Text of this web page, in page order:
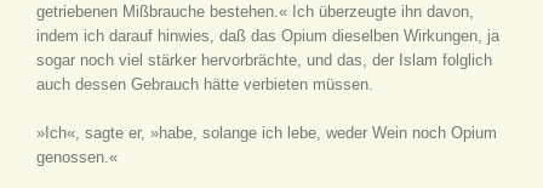
getriebenen Mißbrauche bestehen.« Ich überzeugte ihn davon,
indem ich darauf hinwies, daß das Opium dieselben Wirkungen, ja
sogar noch viel stärker hervorbrächte, und das, der Islam folglich
auch dessen Gebrauch hätte verbieten müssen.
»Ich«, sagte er, »habe, solange ich lebe, weder Wein noch Opium
genossen.«